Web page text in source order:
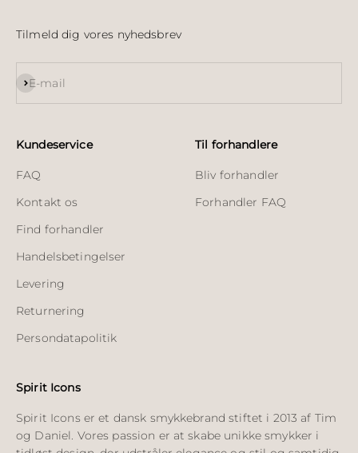
Tilmeld dig vores nyhedsbrev
E-mail
Abonnér
Kundeservice
FAQ
Kontakt os
Find forhandler
Handelsbetingelser
Levering
Returnering
Persondatapolitik
Til forhandlere
Bliv forhandler
Forhandler FAQ
Spirit Icons
Spirit Icons er et dansk smykkebrand stiftet i 2013 af Tim
og Daniel. Vores passion er at skabe unikke smykker i